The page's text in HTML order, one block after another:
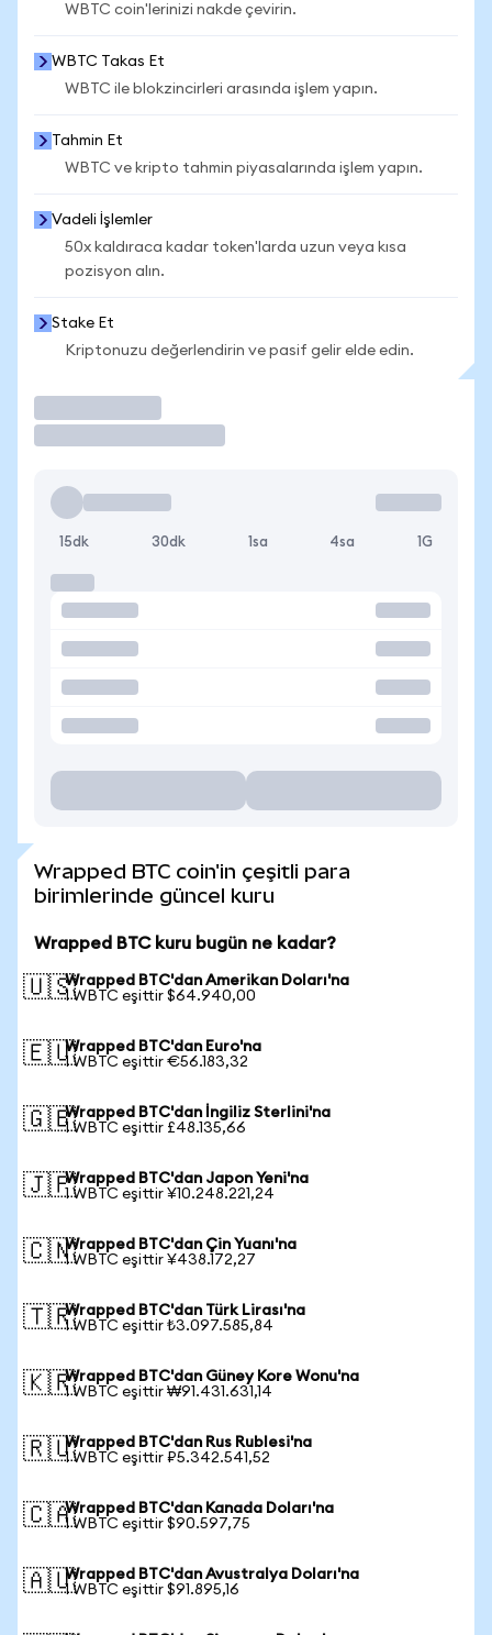
WBTC coin'lerinizi nakde çevirin.
WBTC Takas Et
WBTC ile blokzincirleri arasında işlem yapın.
Tahmin Et
WBTC ve kripto tahmin piyasalarında işlem yapın.
Vadeli İşlemler
50x kaldıraca kadar token'larda uzun veya kısa
pozisyon alın.
Stake Et
Kriptonuzu değerlendirin ve pasif gelir elde edin.
15dk 30dk 1sa 4sa 1G
Wrapped BTC coin'in çeşitli para
birimlerinde güncel kuru
Wrapped BTC kuru bugün ne kadar?
🇺🇸Wrapped BTC'dan Amerikan Doları'na
1 WBTC eşittir $64.940,00
🇪🇺Wrapped BTC'dan Euro'na
1 WBTC eşittir €56.183,32
🇬🇧Wrapped BTC'dan İngiliz Sterlini'na
1 WBTC eşittir £48.135,66
🇯🇵Wrapped BTC'dan Japon Yeni'na
1 WBTC eşittir ¥10.248.221,24
🇨🇳Wrapped BTC'dan Çin Yuanı'na
1 WBTC eşittir ¥438.172,27
🇹🇷Wrapped BTC'dan Türk Lirası'na
1 WBTC eşittir ₺3.097.585,84
🇰🇷Wrapped BTC'dan Güney Kore Wonu'na
1 WBTC eşittir ₩91.431.631,14
🇷🇺Wrapped BTC'dan Rus Rublesi'na
1 WBTC eşittir ₽5.342.541,52
🇨🇦Wrapped BTC'dan Kanada Doları'na
1 WBTC eşittir $90.597,75
🇦🇺Wrapped BTC'dan Avustralya Doları'na
1 WBTC eşittir $91.895,16